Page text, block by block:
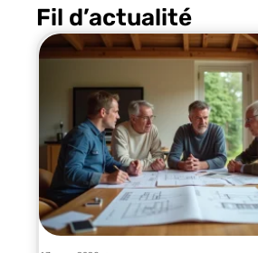
Fil d’actualité